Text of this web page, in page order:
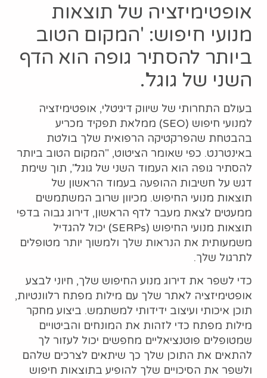
אופטימיזציה של תוצאות
מנועי חיפוש: 'המקום הטוב
ביותר להסתיר גופה הוא הדף
השני של גוגל'.
בעולם התחרותי של שיווק דיגיטלי, אופטימיזציה
למנועי חיפוש (SEO) ממלאת תפקיד מכריע
בהבטחת שהפרקטיקה הרפואית שלך בולטת
באינטרנט. כפי שאומר הציטוט, "המקום הטוב ביותר
להסתיר גופה הוא העמוד השני של גוגל", תוך שימת
דגש על חשיבות ההופעה בעמוד הראשון של
תוצאות מנועי החיפוש. מכיוון שרוב המשתמשים
ממעטים לצאת מעבר לדף הראשון, דירוג גבוה בדפי
תוצאות מנועי החיפוש (SERPs) יכול להגדיל
משמעותית את הנראות שלך ולמשוך יותר מטופלים
לתרגול שלך.
כדי לשפר את דירוג מנוע החיפוש שלך, חיוני לבצע
אופטימיזציה לאתר שלך עם מילות מפתח רלוונטיות,
תוכן איכותי ועיצוב ידידותי למשתמש. ביצוע מחקר
מילות מפתח כדי לזהות את המונחים והביטויים
שמטופלים פוטנציאליים מחפשים יכול לעזור לך
להתאים את התוכן שלך כך שיתאים לצרכים שלהם
ולשפר את הסיכויים שלך להופיע בתוצאות חיפוש